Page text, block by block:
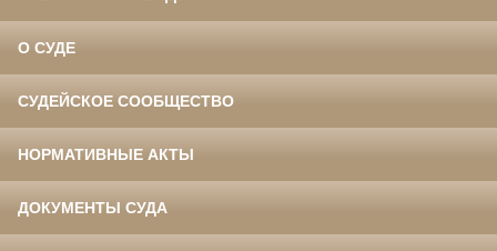
О СУДЕ
СУДЕЙСКОЕ СООБЩЕСТВО
НОРМАТИВНЫЕ АКТЫ
ДОКУМЕНТЫ СУДА